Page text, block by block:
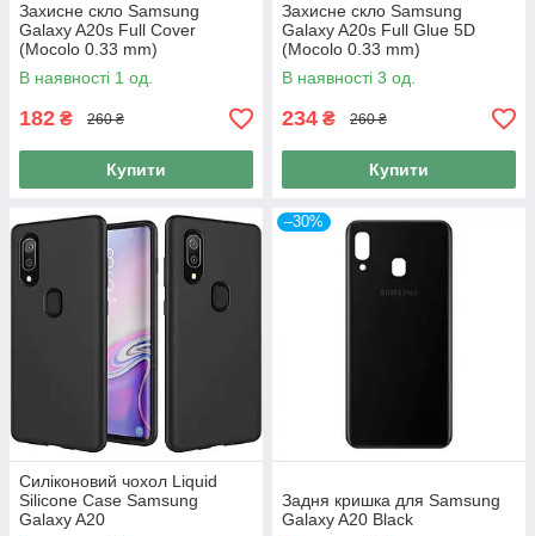
Захисне скло Samsung
Galaxy A20s Full Cover
(Mocolo 0.33 mm)
В наявності 1 од.
182 ₴ 260 ₴
Купити
Захисне скло Samsung
Galaxy A20s Full Glue 5D
(Mocolo 0.33 mm)
В наявності 3 од.
234 ₴ 260 ₴
Купити
Силіконовий чохол Liquid
Silicone Case Samsung
Galaxy A20
–30%
Задня кришка для Samsung
Galaxy A20 Black